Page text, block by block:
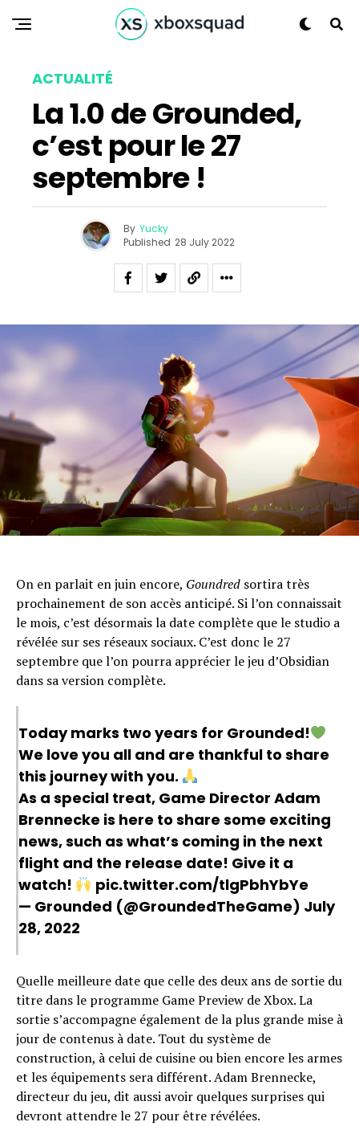
ACTUALITÉ
La 1.0 de Grounded,
c’est pour le 27
septembre !
By Yucky
Published 28 July 2022
On en parlait en juin encore, Goundred sortira très
prochainement de son accès anticipé. Si l’on connaissait
le mois, c’est désormais la date complète que le studio a
révélée sur ses réseaux sociaux. C’est donc le 27
septembre que l’on pourra apprécier le jeu d’Obsidian
dans sa version complète.
Today marks two years for Grounded!
We love you all and are thankful to share
this journey with you.
As a special treat, Game Director Adam
Brennecke is here to share some exciting
news, such as what’s coming in the next
flight and the release date! Give it a
watch!
pic.twitter.com/tlgPbhYbYe
— Grounded (@GroundedTheGame) July
28, 2022
Quelle meilleure date que celle des deux ans de sortie du
titre dans le programme Game Preview de Xbox. La
sortie s’accompagne également de la plus grande mise à
jour de contenus à date. Tout du système de
construction, à celui de cuisine ou bien encore les armes
et les équipements sera différent. Adam Brennecke,
directeur du jeu, dit aussi avoir quelques surprises qui
devront attendre le 27 pour être révélées.